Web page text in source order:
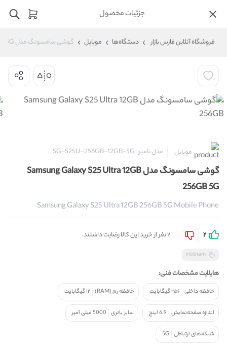
جزئیات محصول
فروشگاه آنلاین فارس بازار دستگاه‌ها موبایل گوشی سامسونگ مدل Samsung Galaxy S25 Ultra 12GB 256GB 5G
موبایل مدل نامبر: SG-S25U-256GB-12GB-5G
گوشی سامسونگ مدل Samsung Galaxy S25 Ultra 12GB
256GB 5G
Samsung Galaxy S25 Ultra 12GB 256GB 5G Mobile Phone
2 2 نفر از خرید این کالا رضایت داشتند.
vietnam
هایلایت مشخصات فنی:
حافظه داخلی ۲۵۶ گیگابایت حافظه رم (RAM) ۱۲ گیگابایت
اندازه صفحه‌نمایش 6.9 اینچ سایز باتری 5000 میلی آمپر
شبکه‌های ارتباطی 5G